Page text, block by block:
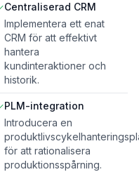
Centraliserad CRM
Implementera ett enat
CRM för att effektivt
hantera
kundinteraktioner och
historik.
PLM-integration
Introducera en
för att rationalisera
produktionsspårning.